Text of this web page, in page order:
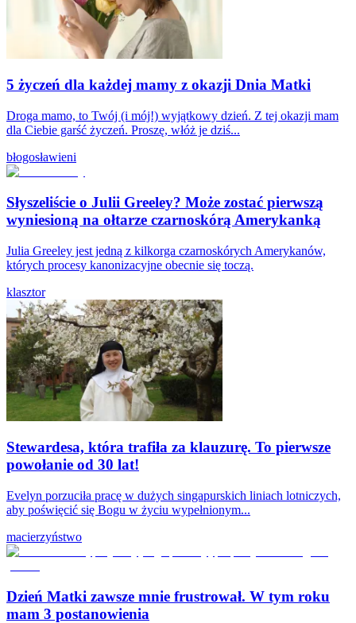
5 życzeń dla każdej mamy z okazji Dnia Matki
Droga mamo, to Twój (i mój!) wyjątkowy dzień. Z tej okazji mam
dla Ciebie garść życzeń. Proszę, włóż je dziś...
błogosławieni
Słyszeliście o Julii Greeley? Może zostać pierwszą
wyniesioną na ołtarze czarnoskórą Amerykanką
Julia Greeley jest jedną z kilkorga czarnoskórych Amerykanów,
których procesy kanonizacyjne obecnie się toczą.
klasztor
Stewardesa, która trafiła za klauzurę. To pierwsze
powołanie od 30 lat!
Evelyn porzuciła pracę w dużych singapurskich liniach lotniczych,
aby poświęcić się Bogu w życiu wypełnionym...
macierzyństwo
Dzień Matki zawsze mnie frustrował. W tym roku
mam 3 postanowienia